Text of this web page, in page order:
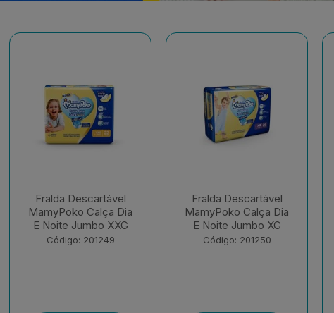
Fralda Descartável
MamyPoko Calça Dia
E Noite Jumbo XG
Código: 201250
Fralda Descartável
MamyPoko Calça
Regular RN
Código: 208461